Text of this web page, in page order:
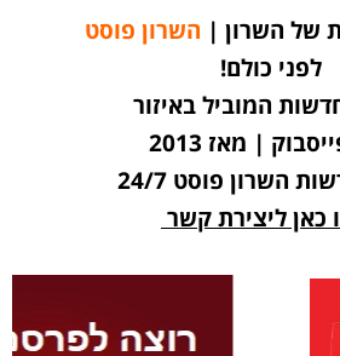
של השרון | השרון פוסט
לפני כולם!
המוביל באיזור
| מאז 2013
השרון פוסט 24/7
כאן ליצירת קשר